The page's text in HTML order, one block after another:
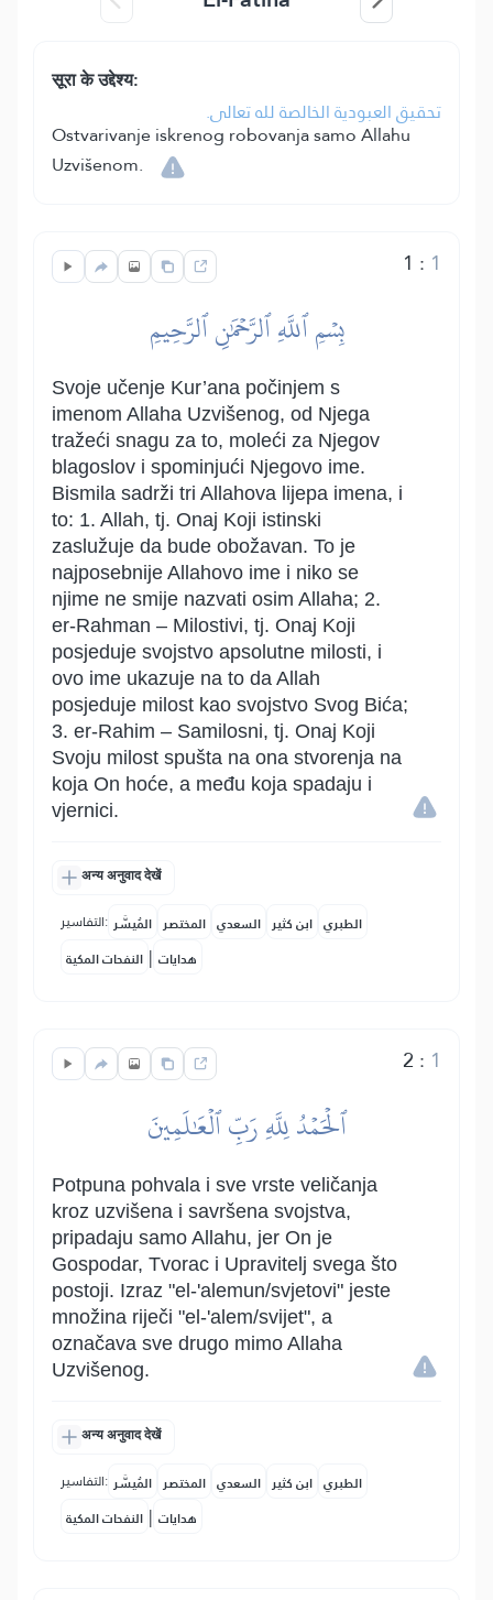
सूरा के उद्देश्य:
تحقيق العبودية الخالصة لله تعالى.
Ostvarivanje iskrenog robovanja samo Allahu
Uzvišenom.
1 : 1
بِسۡمِ ٱللَّهِ ٱلرَّحۡمَٰنِ ٱلرَّحِيمِ
Svoje učenje Kur’ana počinjem s
imenom Allaha Uzvišenog, od Njega
tražeći snagu za to, moleći za Njegov
blagoslov i spominjući Njegovo ime.
Bismila sadrži tri Allahova lijepa imena, i
to: 1. Allah, tj. Onaj Koji istinski
zaslužuje da bude obožavan. To je
najposebnije Allahovo ime i niko se
njime ne smije nazvati osim Allaha; 2.
er-Rahman – Milostivi, tj. Onaj Koji
posjeduje svojstvo apsolutne milosti, i
ovo ime ukazuje na to da Allah
posjeduje milost kao svojstvo Svog Bića;
3. er-Rahim – Samilosni, tj. Onaj Koji
Svoju milost spušta na ona stvorenja na
koja On hoće, a među koja spadaju i
vjernici.
अन्य अनुवाद देखें
التفاسير: المُيسَّر المختصر السعدي ابن كثير الطبري
النفحات المكية | هدايات
2 : 1
ٱلۡحَمۡدُ لِلَّهِ رَبِّ ٱلۡعَٰلَمِينَ
Potpuna pohvala i sve vrste veličanja
kroz uzvišena i savršena svojstva,
pripadaju samo Allahu, jer On je
Gospodar, Tvorac i Upravitelj svega što
postoji. Izraz "el-'alemun/svjetovi" jeste
množina riječi "el-'alem/svijet", a
označava sve drugo mimo Allaha
Uzvišenog.
अन्य अनुवाद देखें
التفاسير: المُيسَّر المختصر السعدي ابن كثير الطبري
النفحات المكية | هدايات